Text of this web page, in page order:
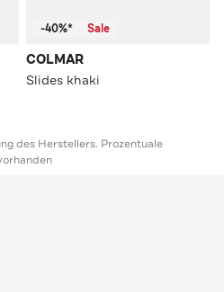
-40%* Sale
COLMAR
Slides khaki
des Herstellers. Prozentuale